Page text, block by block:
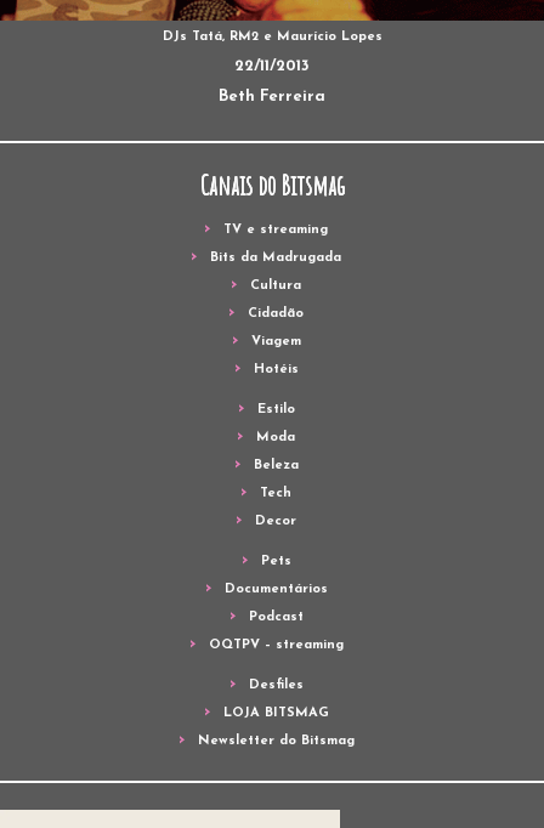
DJs Tatá, RM2 e Maurício Lopes
22/11/2013
Beth Ferreira
Canais do Bitsmag
TV e streaming
Bits da Madrugada
Cultura
Cidadão
Viagem
Hotéis
Estilo
Moda
Beleza
Tech
Decor
Pets
Documentários
Podcast
OQTPV – streaming
Desfiles
LOJA BITSMAG
Newsletter do Bitsmag